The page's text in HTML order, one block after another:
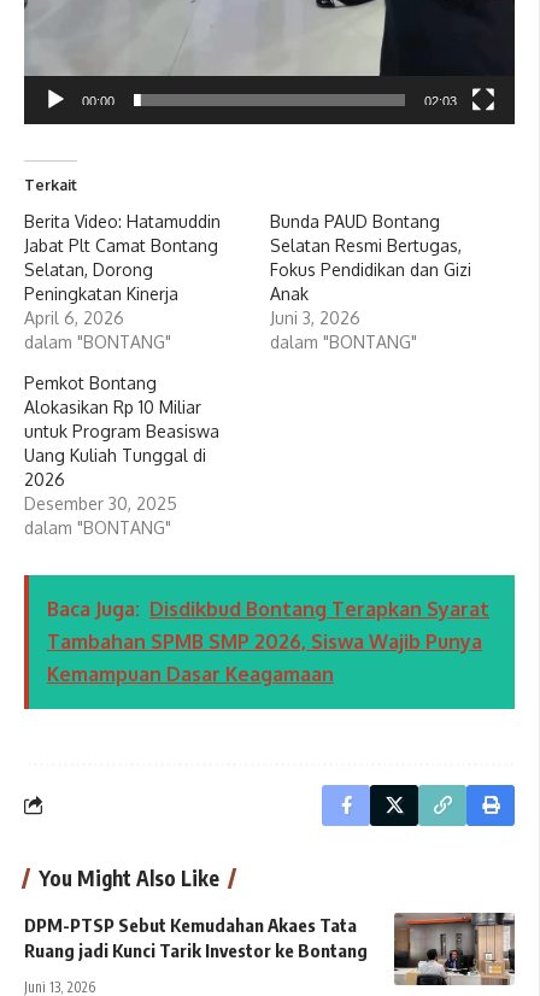
00:00 02:03
Terkait
Berita Video: Hatamuddin
Jabat Plt Camat Bontang
Selatan, Dorong
Peningkatan Kinerja
April 6, 2026
dalam "BONTANG"
Bunda PAUD Bontang
Selatan Resmi Bertugas,
Fokus Pendidikan dan Gizi
Anak
Juni 3, 2026
dalam "BONTANG"
Pemkot Bontang
Alokasikan Rp 10 Miliar
untuk Program Beasiswa
Uang Kuliah Tunggal di
2026
Desember 30, 2025
dalam "BONTANG"
Baca Juga: Disdikbud Bontang Terapkan Syarat
Tambahan SPMB SMP 2026, Siswa Wajib Punya
Kemampuan Dasar Keagamaan
You Might Also Like
DPM-PTSP Sebut Kemudahan Akaes Tata
Ruang jadi Kunci Tarik Investor ke Bontang
Juni 13, 2026